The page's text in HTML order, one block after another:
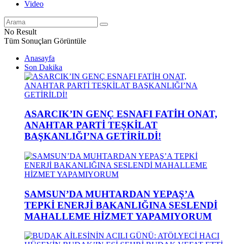
Video
No Result
Tüm Sonuçları Görüntüle
Anasayfa
Son Dakika
ASARCIK’IN GENÇ ESNAFI FATİH ONAT,
ANAHTAR PARTİ TEŞKİLAT
BAŞKANLIĞI’NA GETİRİLDİ!
SAMSUN’DA MUHTARDAN YEPAŞ’A
TEPKİ ENERJİ BAKANLIĞINA SESLENDİ
MAHALLEME HİZMET YAPAMIYORUM